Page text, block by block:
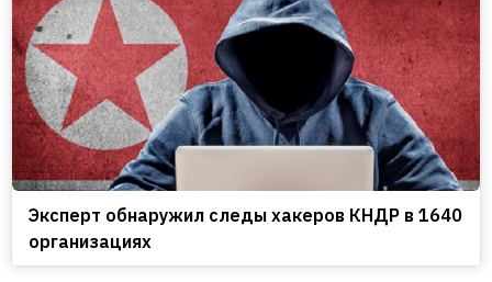
Эксперт обнаружил следы хакеров КНДР в 1640
организациях